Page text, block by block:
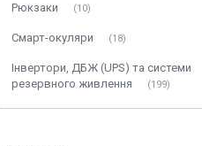
Рюкзаки 10
Смарт-окуляри 18
Інвертори, ДБЖ (UPS) та системи
резервного живлення
199